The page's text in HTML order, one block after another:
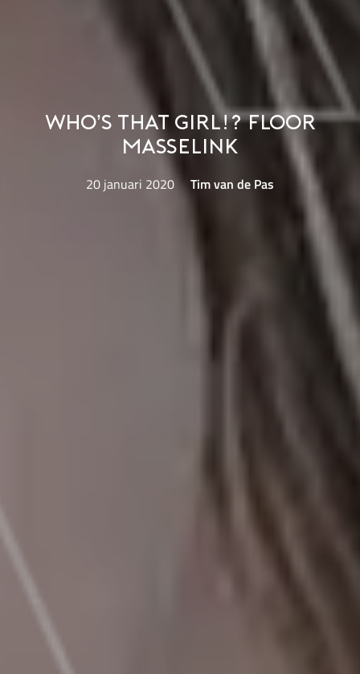
Who’s That Girl!? Floor
Masselink
20 januari 2020 Tim van de Pas